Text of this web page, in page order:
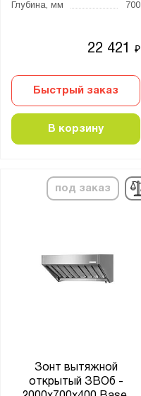
Глубина, мм
700
22 421₽
Быстрый заказ
В корзину
под заказ
Зонт вытяжной
открытый ЗВОб -